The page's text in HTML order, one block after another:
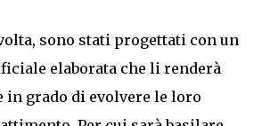
sono stati progettati con un
elaborata che li renderà
grado di evolvere le loro